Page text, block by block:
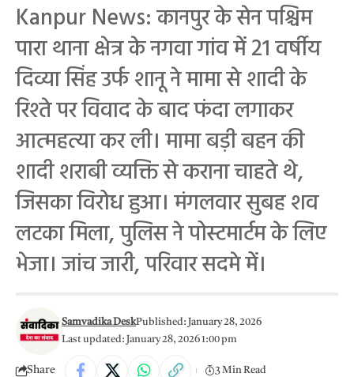
Kanpur News: कानपुर के सेन पश्चिम
पारा थाना क्षेत्र के नगवा गांव में 21 वर्षीय
दिव्या सिंह उर्फ शानू ने मामा से शादी के
रिश्ते पर विवाद के बाद फंदा लगाकर
आत्महत्या कर ली। मामा बड़ी बहन की
शादी शराबी व्यक्ति से कराना चाहते थे,
जिसका विरोध हुआ। मंगलवार सुबह शव
लटका मिला, पुलिस ने पोस्टमार्टम के लिए
भेजा। जांच जारी, परिवार सदमे में।
Last updated: January 28, 2026 1:00 pm
Samvadika DeskPublished: January 28, 2026
Share 3 Min Read